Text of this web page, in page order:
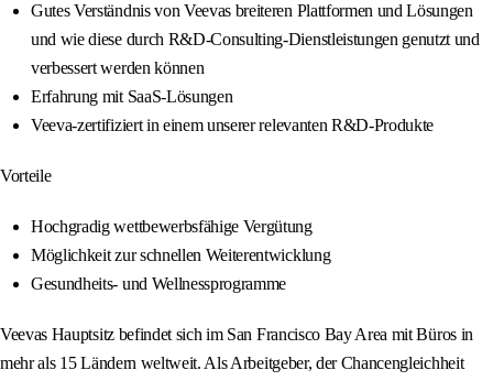
Gutes Verständnis von Veevas breiteren Plattformen und Lösungen
und wie diese durch R&D-Consulting-Dienstleistungen genutzt und
verbessert werden können
Erfahrung mit SaaS-Lösungen
Veeva-zertifiziert in einem unserer relevanten R&D-Produkte
Vorteile
Hochgradig wettbewerbsfähige Vergütung
Möglichkeit zur schnellen Weiterentwicklung
Gesundheits- und Wellnessprogramme
Veevas Hauptsitz befindet sich im San Francisco Bay Area mit Büros in
mehr als 15 Ländern weltweit. Als Arbeitgeber, der Chancengleichheit